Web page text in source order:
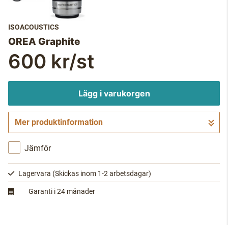
ISOACOUSTICS
OREA Graphite
600 kr/st
Lägg i varukorgen
Gå till kassan
Mer produktinformation
Jämför
Lagervara (Skickas inom 1-2 arbetsdagar)
Garanti i 24 månader